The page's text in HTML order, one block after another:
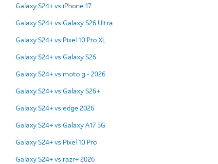
Galaxy S24+ vs iPhone 17
Galaxy S24+ vs Galaxy S26 Ultra
Galaxy S24+ vs Pixel 10 Pro XL
Galaxy S24+ vs Galaxy S26
Galaxy S24+ vs moto g - 2026
Galaxy S24+ vs Galaxy S26+
Galaxy S24+ vs edge 2026
Galaxy S24+ vs Galaxy A17 5G
Galaxy S24+ vs Pixel 10 Pro
Galaxy S24+ vs razr+ 2026